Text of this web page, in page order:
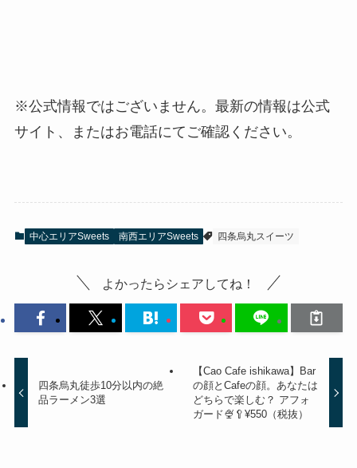
※公式情報ではございません。最新の情報は公式
サイト、またはお電話にてご確認ください。
中心エリアSweets 南西エリアSweets 四条烏丸スイーツ
よかったらシェアしてね！
四条烏丸徒歩10分以内の絶
品ラーメン3選
【Cao Cafe ishikawa】Bar
の顔とCafeの顔。あなたは
どちらで楽しむ？ アフォ
ガード🍨🥄¥550（税抜）